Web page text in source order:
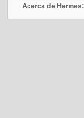
Acerca de Hermes: